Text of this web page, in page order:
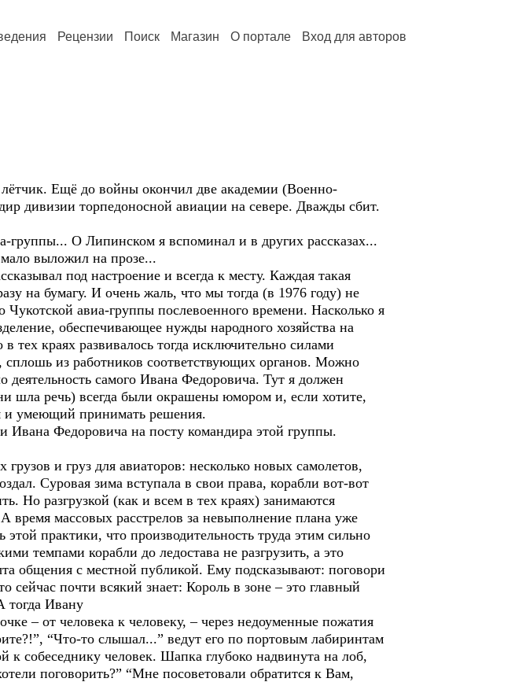
Рецензии Поиск Магазин О портале Вход для авторов
Ещё до войны окончил две академии (Военно-
дивизии торпедоносной авиации на севере. Дважды сбит.
О Липинском я вспоминал и в других рассказах...
выложил на прозе...
под настроение и всегда к месту. Каждая такая
на бумагу. И очень жаль, что мы тогда (в 1976 году) не
авиа-группы послевоенного времени. Насколько я
обеспечивающее нужды народного хозяйства на
тех краях развивалось тогда исключительно силами
сплошь из работников соответствующих органов. Можно
деятельность самого Ивана Федоровича. Тут я должен
шла речь) всегда были окрашены юмором и, если хотите,
и умеющий принимать решения.
Ивана Федоровича на посту командира этой группы.
и груз для авиаторов: несколько новых самолетов,
Суровая зима вступала в свои права, корабли вот-вот
Но разгрузкой (как и всем в тех краях) занимаются
время массовых расстрелов за невыполнение плана уже
практики, что производительность труда этим сильно
темпами корабли до ледостава не разгрузить, а это
общения с местной публикой. Ему подсказывают: поговори
сейчас почти всякий знает: Король в зоне – это главный
тогда Ивану
– от человека к человеку, – через недоуменные пожатия
“Что-то слышал...” ведут его по портовым лабиринтам
к собеседнику человек. Шапка глубоко надвинута на лоб,
поговорить?” “Мне посоветовали обратится к Вам,